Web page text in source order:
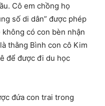
Cô em chồng họ
số di dân” được phép
không có con bèn nhận
thằng Bình con cô Kim
để được đi du học
đứa con trai trong